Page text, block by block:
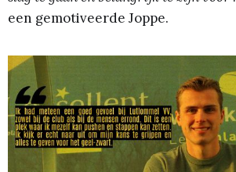
een gemotiveerde Joppe.